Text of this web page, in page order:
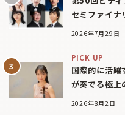
セミファイ
2026年7月29日
PICK UP
国際的に活
が奏でる極上
2026年8月2日